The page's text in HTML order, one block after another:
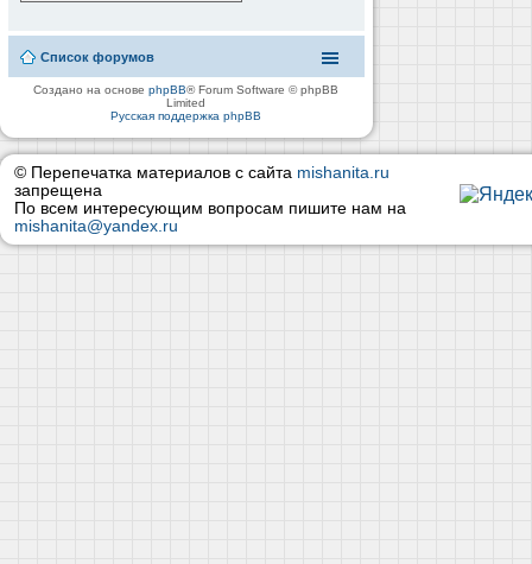
Список форумов
Создано на основеphpBB® Forum Software © phpBB
Limited
Русская поддержка phpBB
© Перепечатка материалов с сайта mishanita.ru
запрещена
По всем интересующим вопросам пишите нам на
mishanita@yandex.ru